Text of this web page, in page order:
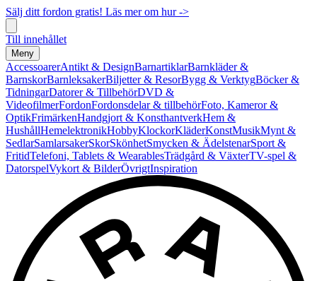
Sälj ditt fordon gratis! Läs mer om hur ->
Till innehållet
Meny
AccessoarerAntikt & DesignBarnartiklarBarnkläder &
BarnskorBarnleksakerBiljetter & ResorBygg & VerktygBöcker &
TidningarDatorer & TillbehörDVD &
VideofilmerFordonFordonsdelar & tillbehörFoto, Kameror &
OptikFrimärkenHandgjort & KonsthantverkHem &
HushållHemelektronikHobbyKlockorKläderKonstMusikMynt &
SedlarSamlarsakerSkorSkönhetSmycken & ÄdelstenarSport &
FritidTelefoni, Tablets & WearablesTrädgård & VäxterTV-spel &
DatorspelVykort & BilderÖvrigtInspiration